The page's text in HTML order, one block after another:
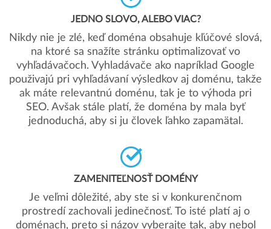
JEDNO SLOVO, ALEBO VIAC?
Nikdy nie je zlé, keď doména obsahuje kľúčové slová,
na ktoré sa snažíte stránku optimalizovať vo
vyhľadávačoch. Vyhladávače ako napríklad Google
použivajú pri vyhľadávaní výsledkov aj doménu, takže
ak máte relevantnú doménu, tak je to výhoda pri
SEO. Avšak stále platí, že doména by mala byť
jednoduchá, aby si ju človek ľahko zapamätal.
ZAMENITEĽNOSŤ DOMÉNY
Je veľmi dôležité, aby ste si v konkurenčnom
prostredí zachovali jedinečnosť. To isté platí aj o
doménach, preto si názov vyberajte tak, aby nebol